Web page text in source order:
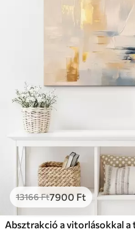
Környezetbarát anyag
✓ Élénk, gazdag színek
✓Fakulásálló
✓Biztonságos, szagtalan tinta
✓Vászonhatású felület
✗ Környezetbarát anyag
Eco-Prémium
Tól12405Ft
✓Élénk, gazdag színek
✓Fakulásálló
13166Ft7900 Ft